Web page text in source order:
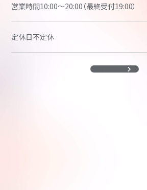
営業時間10:00～20:00（最終受付19:00）
定休日不定休
ホットペッパー